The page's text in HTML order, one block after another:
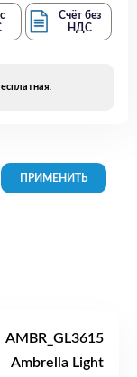
Счёт без
НДС
.
AMBR_GL3615
Ambrella Light